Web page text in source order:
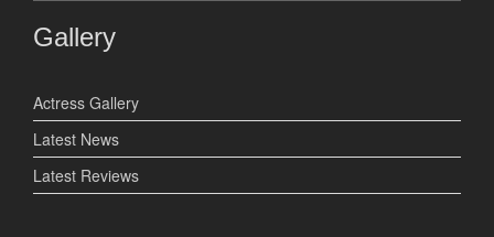
Gallery
Actress Gallery
Latest News
Latest Reviews